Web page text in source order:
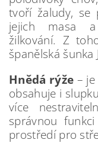
tvoří žaludy, se
jejich masa a
žilkování. Z
španělská šunka
Hnědá rýže –
obsahuje i
více
správnou
prostředí pro